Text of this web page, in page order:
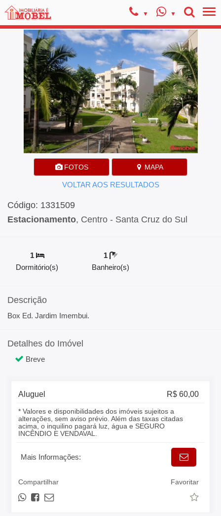
FOTOS MAPA
VOLTAR AOS RESULTADOS
Código: 1331509
Estacionamento, Centro - Santa Cruz do Sul
1
Dormitório(s)
1
Banheiro(s)
Descrição
Box Ed. Jardim Imembui.
Detalhes do Imóvel
Breve
Aluguel R$ 60,00
* Valores e disponibilidades dos imóveis sujeitos a
alterações, sem aviso prévio. Além das taxas citadas
acima, o inquilino pagará luz, água e SEGURO
INCÊNDIO E VENDAVAL.
Mais Informações:
Compartilhar Favoritar